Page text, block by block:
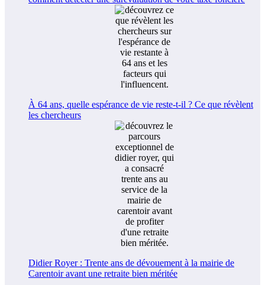
À 64 ans, quelle espérance de vie reste-t-il ? Ce que révèlent
les chercheurs
Didier Royer : Trente ans de dévouement à la mairie de
Carentoir avant une retraite bien méritée